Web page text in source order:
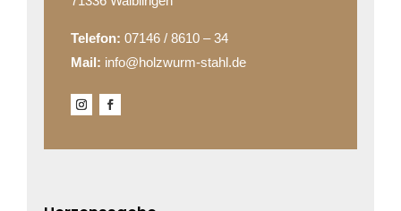
Telefon: 07146 / 8610 – 34
Mail: info@holzwurm-stahl.de